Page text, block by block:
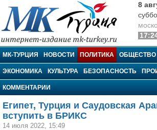
МК-Турция
8
МК-ТУРЦИЯ НОВОСТИ ПОЛИТИКА ОБЩЕСТВО
ЭКОНОМИКА КУЛЬТУРА БЕЗОПАСНОСТЬ
КОММЕНТАРИИ
Египет, Турция и Саудовская
вступить в БРИКС
14 июля 2022, 15:49